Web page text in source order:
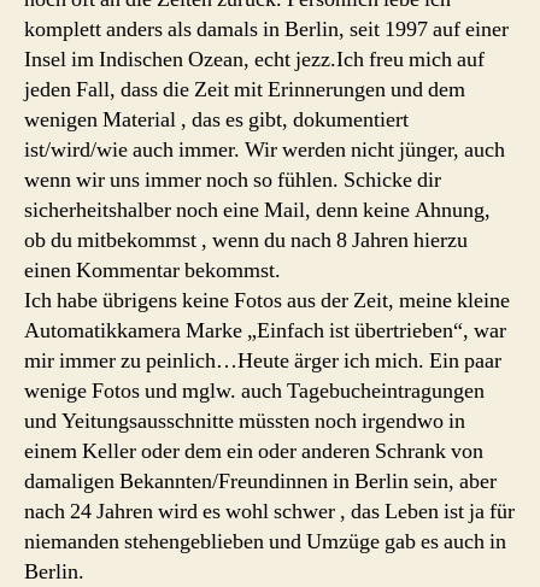
komplett anders als damals in Berlin, seit 1997 auf einer
Insel im Indischen Ozean, echt jezz.Ich freu mich auf
jeden Fall, dass die Zeit mit Erinnerungen und dem
wenigen Material , das es gibt, dokumentiert
ist/wird/wie auch immer. Wir werden nicht jünger, auch
wenn wir uns immer noch so fühlen. Schicke dir
sicherheitshalber noch eine Mail, denn keine Ahnung,
ob du mitbekommst , wenn du nach 8 Jahren hierzu
einen Kommentar bekommst.
Ich habe übrigens keine Fotos aus der Zeit, meine kleine
Automatikkamera Marke „Einfach ist übertrieben“, war
mir immer zu peinlich…Heute ärger ich mich. Ein paar
wenige Fotos und mglw. auch Tagebucheintragungen
und Yeitungsausschnitte müssten noch irgendwo in
einem Keller oder dem ein oder anderen Schrank von
damaligen Bekannten/Freundinnen in Berlin sein, aber
nach 24 Jahren wird es wohl schwer , das Leben ist ja für
niemanden stehengeblieben und Umzüge gab es auch in
Berlin.